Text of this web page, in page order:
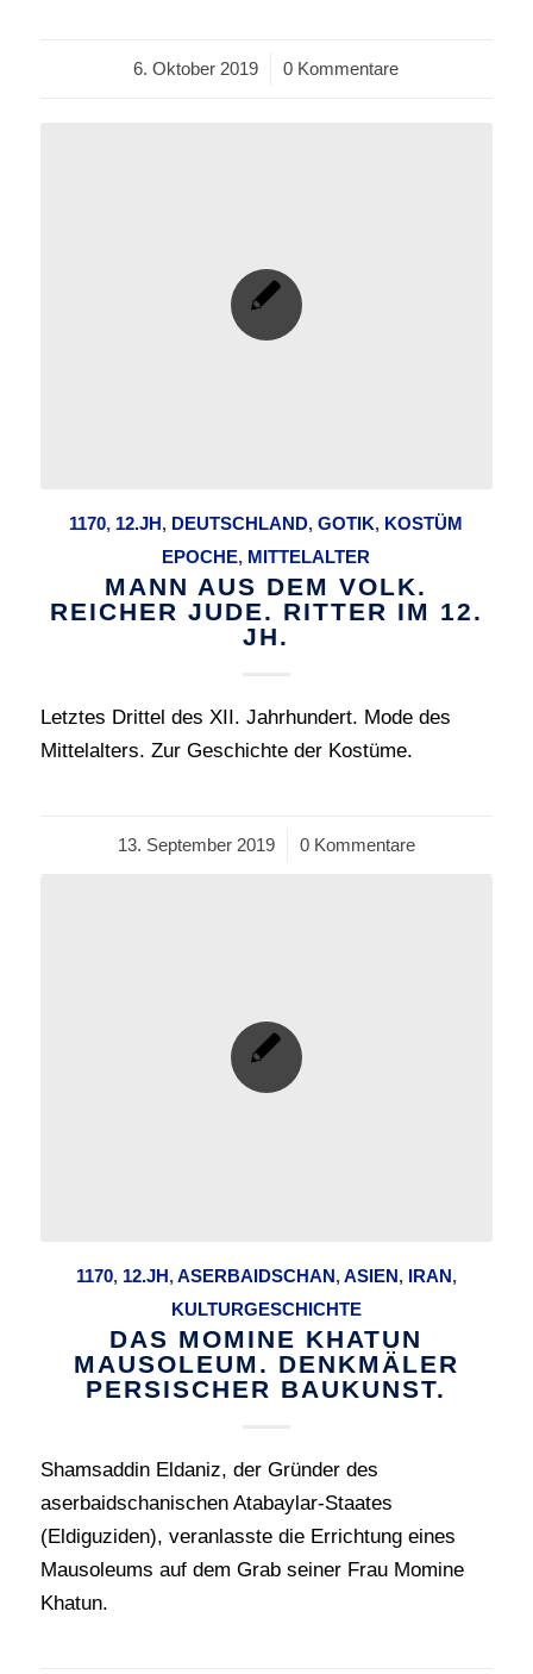
6. Oktober 2019
/ 0 Kommentare
1170, 12.JH, DEUTSCHLAND,GOTIK, KOSTÜM
EPOCHE, MITTELALTER
MANN AUS DEM VOLK.
REICHER JUDE. RITTER IM 12.
JH.
Letztes Drittel des XII. Jahrhundert. Mode des
Mittelalters. Zur Geschichte der Kostüme.
13. September 2019
/ 0 Kommentare
1170, 12.JH ,ASERBAIDSCHAN ,ASIEN , IRAN ,
KULTURGESCHICHTE
DAS MOMINE KHATUN
MAUSOLEUM. DENKMÄLER
PERSISCHER BAUKUNST.
Shamsaddin Eldaniz, der Gründer des
aserbaidschanischen Atabaylar-Staates
(Eldiguziden), veranlasste die Errichtung eines
Mausoleums auf dem Grab seiner Frau Momine
Khatun.